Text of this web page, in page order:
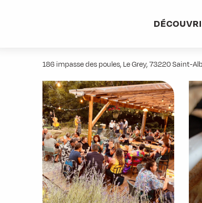
186 impasse des poules, Le Grey, 73220 Saint-